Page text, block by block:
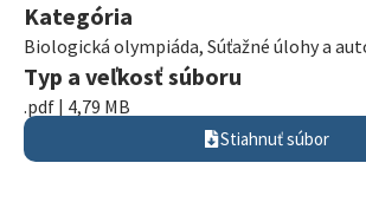
Kategória
Biologická olympiáda, Súťažné úlohy a
Typ a veľkosť súboru
.pdf | 4,79 MB
Stiahnuť súbor